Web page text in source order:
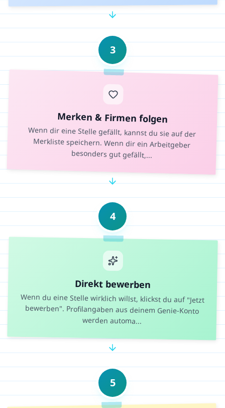
3
Merken & Firmen folgen
Wenn dir eine Stelle gefällt, kannst du sie auf der
Merkliste speichern. Wenn dir ein Arbeitgeber
besonders gut gefällt,...
4
Direkt bewerben
Wenn du eine Stelle wirklich willst, klickst du auf "Jetzt
bewerben". Profilangaben aus deinem Genie-Konto
werden automa...
5